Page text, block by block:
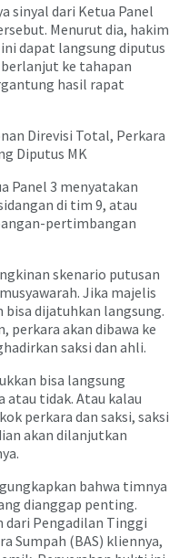
sinyal dari Ketua Panel
Menurut dia, hakim
dapat langsung diputus
ke tahapan
hasil rapat
Panel 3 menyatakan
di tim 9, atau
pertimbangan
skenario putusan
Jika majelis
bisa dijatuhkan langsung.
perkara akan dibawa ke
saksi dan ahli.
bisa langsung
atau tidak. Atau kalau
perkara dan saksi, saksi
akan dilanjutkan
bahwa timnya
dianggap penting.
dari Pengadilan Tinggi
Sumpah (BAS) kliennya,